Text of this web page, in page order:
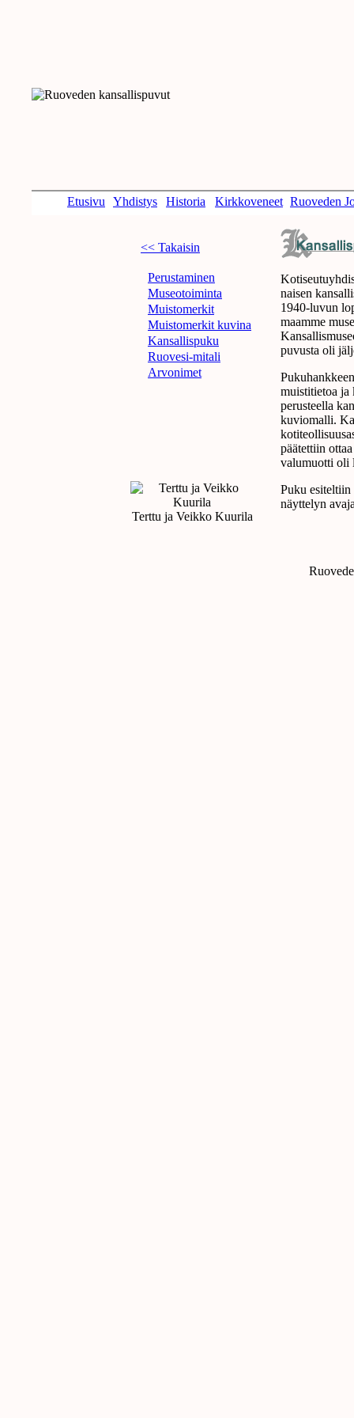
Etusivu Yhdistys Historia Kirkkoveneet Ruoveden
<< Takaisin
Perustaminen
Museotoiminta
Muistomerkit
Muistomerkit kuvina
Kansallispuku
Ruovesi-mitali
Arvonimet
naisen
1940-luvun
maamme
puvusta oli
muistitietoa ja
perusteella
kuviomalli.
päätettiin
valumuotti oli
Puku esiteltiin
näyttelyn
Terttu ja Veikko Kuurila